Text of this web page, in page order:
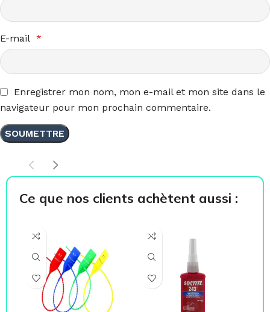
E-mail *
Enregistrer mon nom, mon e-mail et mon site dans le
navigateur pour mon prochain commentaire.
Ce que nos clients achètent aussi :